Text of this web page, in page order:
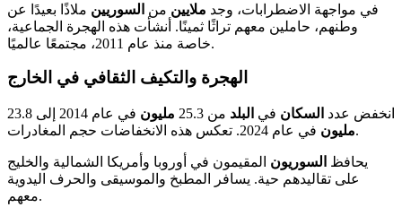
في مواجهة الاضطرابات، وجد ملايين من السوريين ملاذًا بعيدًا عن
وطنهم، حاملين معهم تراثًا ثمينًا. أنشأت هذه الهجرة الجماعية،
خاصة منذ عام 2011، مجتمعًا عالميًا.
الهجرة والتكيف الثقافي في الخارج
انخفض عدد السكان في البلد من 25.3 مليون في عام 2014 إلى 23.8
مليونفي عام 2024. تعكس هذه الانخفاضات حجم المغادرات.
يحافظ السوريون المقيمون في أوروبا وأمريكا الشمالية والخليج
على تقاليدهم حية. يسافر المطبخ والموسيقى والحرف اليدوية
معهم.